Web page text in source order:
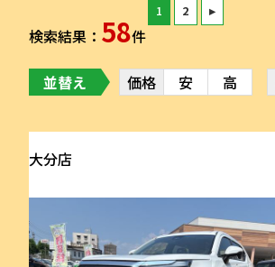
検索結果： 58件
1 2 ▸
並替え 価格 安 高
大分店